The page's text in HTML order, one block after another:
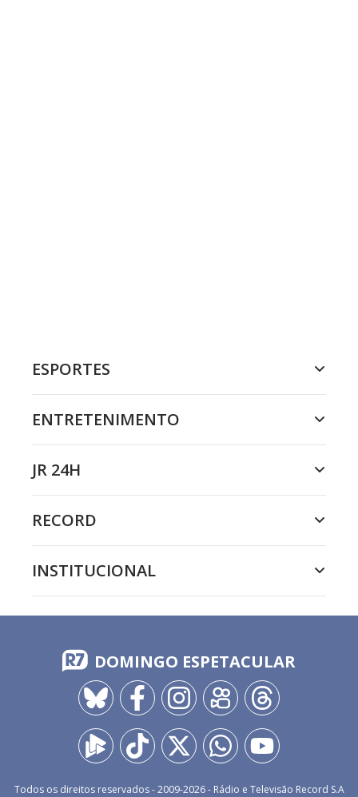
ESPORTES
ENTRETENIMENTO
JR 24H
RECORD
INSTITUCIONAL
DOMINGO ESPETACULAR
Todos os direitos reservados - 2009-2026- Rádio e Televisão Record S.A